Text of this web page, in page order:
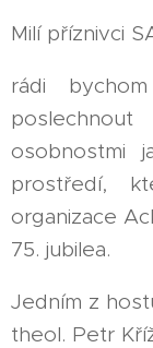
Milí příznivci
rádi
osobnostmi
prostředí,
organizace
75. jubilea.
Jedním z
theol. Petr